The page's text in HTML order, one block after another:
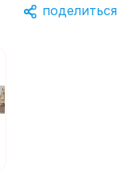
поделиться